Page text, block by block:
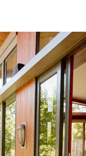
て検索結果を確認するこ